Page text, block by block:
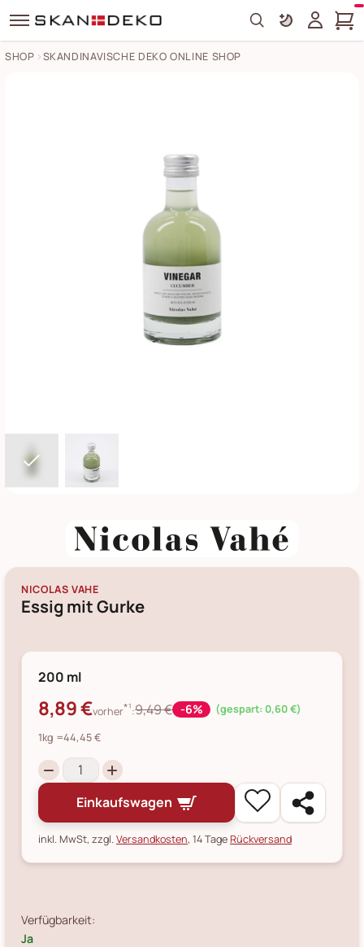
Search
SHOP SKANDINAVISCHE DEKO ONLINE SHOP
NICOLAS VAHE
Essig mit Gurke
200 ml
8,89 €vorher*¹:9,49 € -6% (gespart: 0,60 €)
1kg =44,45 €
Einkaufswagen
inkl. MwSt, zzgl.Versandkosten, 14 TageRückversand
Verfügbarkeit:
Ja